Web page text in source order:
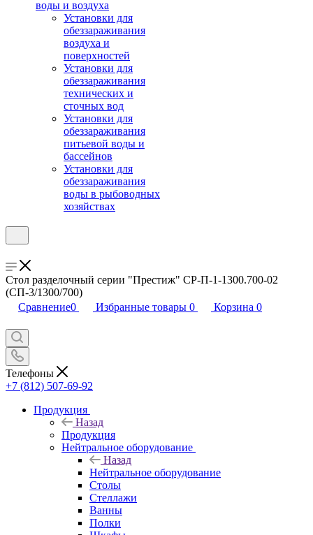
воды и воздуха
Установки для
обеззараживания
воздуха и
поверхностей
Установки для
обеззараживания
технических и
сточных вод
Установки для
обеззараживания
питьевой воды и
бассейнов
Установки для
обеззараживания
воды в рыбоводных
хозяйствах
Стол разделочный серии "Престиж" СР-П-1-1300.700-02
(СП-3/1300/700)
Сравнение0 Избранные товары 0 Корзина 0
Телефоны
+7 (812) 507-69-92
Продукция
Назад
Продукция
Нейтральное оборудование
Назад
Нейтральное оборудование
Столы
Стеллажи
Ванны
Полки